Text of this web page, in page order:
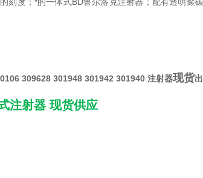
309628 301948 301942 301940 注射器现货
注射器 现货供应